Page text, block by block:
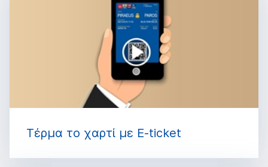
Τέρμα το χαρτί με E-ticket